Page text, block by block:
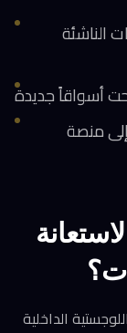
الناشئة
أسواقاً جديدة
منصة
الداخلية